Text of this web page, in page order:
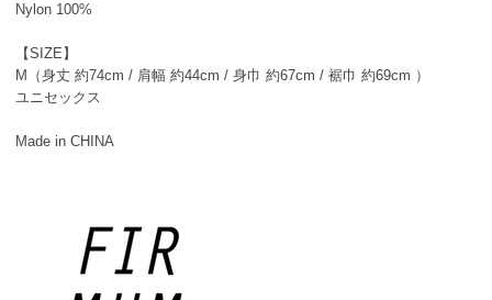
Nylon 100%
【SIZE】
M（身丈 約74cm / 肩幅 約44cm / 身巾 約67cm / 裾巾 約69cm ）
ユニセックス
Made in CHINA